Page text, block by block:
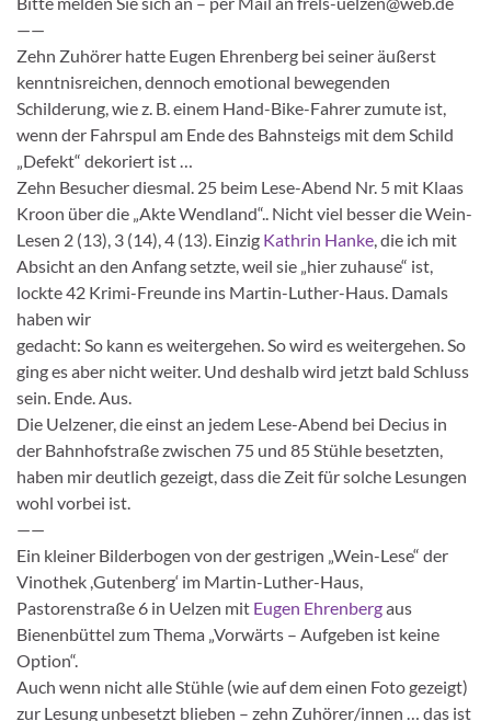
——
Zehn Zuhörer hatte Eugen Ehrenberg bei seiner äußerst
kenntnisreichen, dennoch emotional bewegenden
Schilderung, wie z. B. einem Hand-Bike-Fahrer zumute ist,
wenn der Fahrspul am Ende des Bahnsteigs mit dem Schild
„Defekt“ dekoriert ist …
Zehn Besucher diesmal. 25 beim Lese-Abend Nr. 5 mit Klaas
Kroon über die „Akte Wendland“.. Nicht viel besser die Wein-
Lesen 2 (13), 3 (14), 4 (13). Einzig Kathrin Hanke , die ich mit
Absicht an den Anfang setzte, weil sie „hier zuhause“ ist,
lockte 42 Krimi-Freunde ins Martin-Luther-Haus. Damals
haben wir
gedacht: So kann es weitergehen. So wird es weitergehen. So
ging es aber nicht weiter. Und deshalb wird jetzt bald Schluss
sein. Ende. Aus.
Die Uelzener, die einst an jedem Lese-Abend bei Decius in
der Bahnhofstraße zwischen 75 und 85 Stühle besetzten,
haben mir deutlich gezeigt, dass die Zeit für solche Lesungen
wohl vorbei ist.
——
Ein kleiner Bilderbogen von der gestrigen „Wein-Lese“ der
Vinothek ,Gutenberg‘ im Martin-Luther-Haus,
Pastorenstraße 6 in Uelzen mit Eugen Ehrenbergaus
Bienenbüttel zum Thema „Vorwärts – Aufgeben ist keine
Option“.
Auch wenn nicht alle Stühle (wie auf dem einen Foto gezeigt)
zur Lesung unbesetzt blieben – zehn Zuhörer/innen … das ist